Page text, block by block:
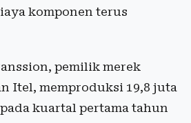
komponen terus
pemilik merek
Itel, memproduksi 19,8 juta
kuartal pertama tahun